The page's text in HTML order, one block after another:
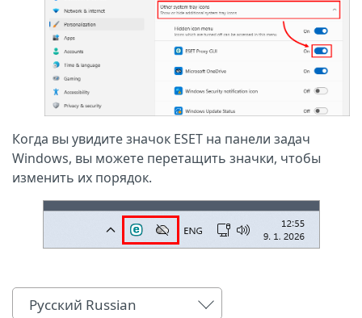
Когда вы увидите значок ESET на панели задач
Windows, вы можете перетащить значки, чтобы
изменить их порядок.
Русский Russian